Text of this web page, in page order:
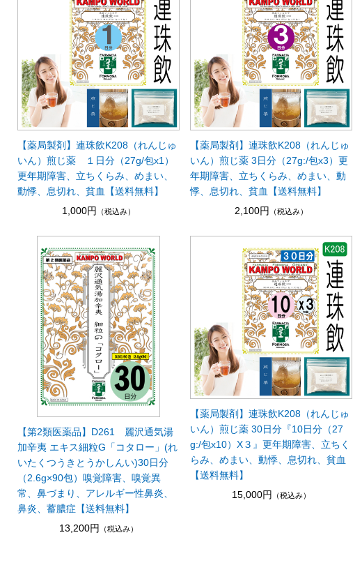
【薬局製剤】連珠飲K208（れんじゅ
いん）煎じ薬 １日分（27g/包x1）
更年期障害、立ちくらみ、めまい、
動悸、息切れ、貧血【送料無料】
1,000円
（税込み）
【薬局製剤】連珠飲K208（れんじゅ
いん）煎じ薬 3日分（27g:/包x3）更
年期障害、立ちくらみ、めまい、動
悸、息切れ、貧血【送料無料】
2,100円
（税込み）
【第2類医薬品】D261 麗沢通気湯
加辛夷 エキス細粒G「コタロー」(れ
いたくつうきとうかしんい)30日分
（2.6g×90包）嗅覚障害、嗅覚異
常、鼻づまり、アレルギー性鼻炎、
鼻炎、蓄膿症【送料無料】
13,200円
（税込み）
【薬局製剤】連珠飲K208（れんじゅ
いん）煎じ薬 30日分『10日分（27
g:/包x10）X３』更年期障害、立ちく
らみ、めまい、動悸、息切れ、貧血
【送料無料】
15,000円
（税込み）